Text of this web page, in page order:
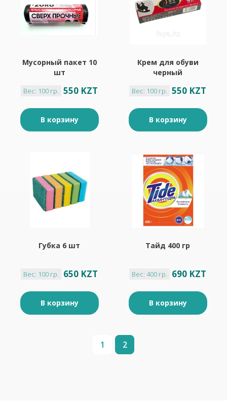
Мусорный пакет 10
шт
Вес: 100 гр. 550 KZT
В корзину
Крем для обуви
черный
Вес: 100 гр. 550 KZT
В корзину
Губка 6 шт
Вес: 100 гр. 650 KZT
В корзину
Тайд 400 гр
Вес: 400 гр. 690 KZT
В корзину
1 2